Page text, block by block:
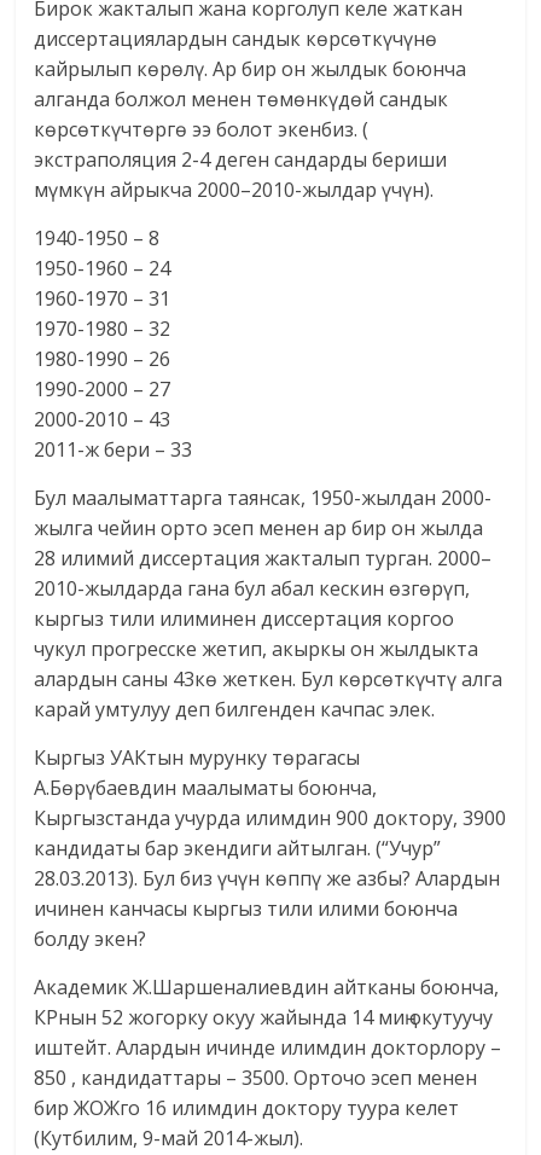
Бирок жакталып жана корголуп келе жаткан
диссертациялардын сандык көрсөткүчүнө
кайрылып көрөлү. Ар бир он жылдык боюнча
алганда болжол менен төмөнкүдөй сандык
көрсөткүчтөргө ээ болот экенбиз. (
экстраполяция 2-4 деген сандарды бериши
мүмкүн айрыкча 2000–2010-жылдар үчүн).
1940-1950 – 8
1950-1960 – 24
1960-1970 – 31
1970-1980 – 32
1980-1990 – 26
1990-2000 – 27
2000-2010 – 43
2011-ж бери – 33
Бул маалыматтарга таянсак, 1950-жылдан 2000-
жылга чейин орто эсеп менен ар бир он жылда
28 илимий диссертация жакталып турган. 2000–
2010-жылдарда гана бул абал кескин өзгөрүп,
кыргыз тили илиминен диссертация коргоо
чукул прогресске жетип, акыркы он жылдыкта
алардын саны 43кө жеткен. Бул көрсөткүчтү алга
карай умтулуу деп билгенден качпас элек.
Кыргыз УАКтын мурунку төрагасы
А.Бөрүбаевдин маалыматы боюнча,
Кыргызстанда учурда илимдин 900 доктору, 3900
кандидаты бар экендиги айтылган. (“Учур”
28.03.2013). Бул биз үчүн көппү же азбы? Алардын
ичинен канчасы кыргыз тили илими боюнча
болду экен?
Академик Ж.Шаршена­лиев­дин айтканы боюнча,
КРнын 52 жогорку окуу жайында 14 миң окутуучу
иштейт. Алардын ичинде илимдин докторлору –
850 , кандидаттары – 3500. Орточо эсеп менен
бир ЖОЖго 16 илимдин доктору туура келет
(Кутбилим, 9-май 2014-жыл).